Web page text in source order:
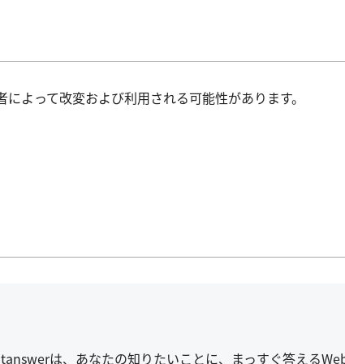
よって改変および利用される可能性があります。
は、あなたの知りたいことに、まっすぐ答えるWeb